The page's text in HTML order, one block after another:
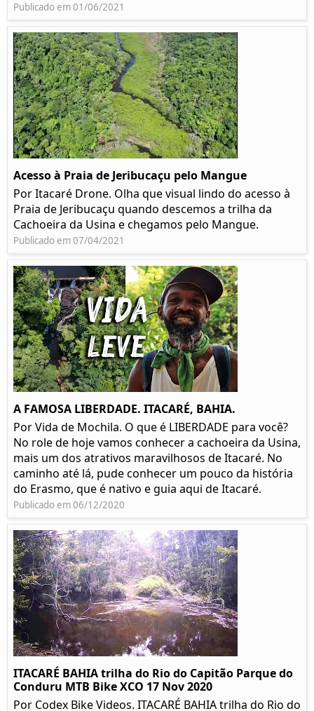
Publicado em 01/06/2021
Acesso à Praia de Jeribucaçu pelo Mangue
Por Itacaré Drone. Olha que visual lindo do acesso à
Praia de Jeribucaçu quando descemos a trilha da
Cachoeira da Usina e chegamos pelo Mangue.
Publicado em 07/04/2021
A FAMOSA LIBERDADE. ITACARÉ, BAHIA.
Por Vida de Mochila. O que é LIBERDADE para você?
No role de hoje vamos conhecer a cachoeira da Usina,
mais um dos atrativos maravilhosos de Itacaré. No
caminho até lá, pude conhecer um pouco da história
do Erasmo, que é nativo e guia aqui de Itacaré.
Publicado em 06/12/2020
ITACARÉ BAHIA trilha do Rio do Capitão Parque do
Conduru MTB Bike XCO 17 Nov 2020
Por Codex Bike Videos. ITACARÉ BAHIA trilha do Rio do